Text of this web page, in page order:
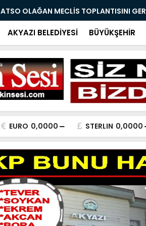
ATSO OLAĞAN MECLİS TOPLANTISINI
AKYAZI BELEDİYESİ BÜYÜKŞEHİR
EURO 0,0000 STERLIN 0,0000